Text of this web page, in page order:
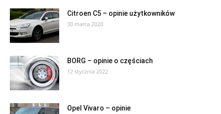
Citroen C5 – opinie użytkowników
30 marca 2020
BORG – opinie o częściach
12 stycznia 2022
Opel Vivaro – opinie